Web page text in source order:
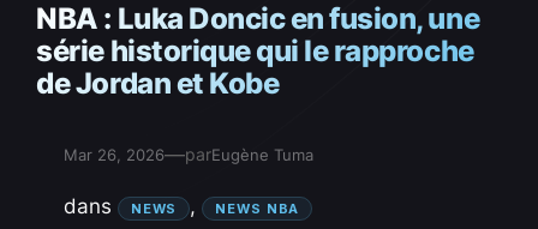
NBA : Luka Doncic en fusion, une
série historique qui le rapproche
de Jordan et Kobe
Mar 26, 2026—parEugène Tuma
dans NEWS , NEWS NBA